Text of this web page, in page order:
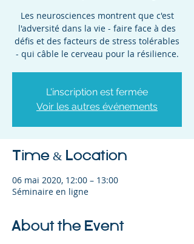
Les neurosciences montrent que c'est
l'adversité dans la vie - faire face à des
défis et des facteurs de stress tolérables
- qui câble le cerveau pour la résilience.
L'inscription est fermée
Voir les autres événements
Time & Location
06 mai 2020, 12:00 – 13:00
Séminaire en ligne
About the Event